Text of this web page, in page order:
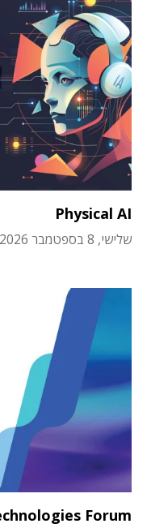
Physical AI
שלישי, 8 בספטמבר 2026
Forum